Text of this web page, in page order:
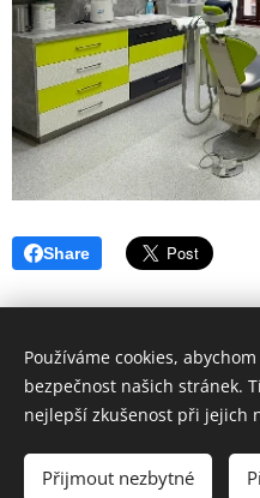
Share
Hygiena Dent | Dentální
Vytvořeno službou
Používáme cookies,
bezpečnost našich stránek.
nejlepší zkušenost při jejich
Přijmout nezbytné